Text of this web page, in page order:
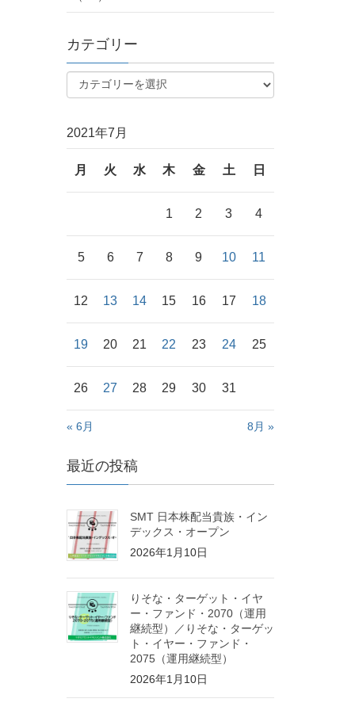
カテゴリー
2021年7月
月 火 水 木 金 土 日
1 2 3 4
5 6 7 8 9 10 11
12 13 14 15 16 17 18
19 20 21 22 23 24 25
26 27 28 29 30 31
« 6月 8月 »
最近の投稿
SMT 日本株配当貴族・イン
デックス・オープン
2026年1月10日
りそな・ターゲット・イヤ
ー・ファンド・2070（運用
継続型）／りそな・ターゲッ
ト・イヤー・ファンド・
2075（運用継続型）
2026年1月10日